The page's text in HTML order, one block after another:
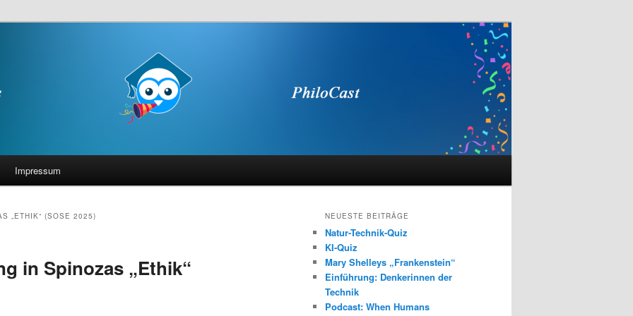
Impressum
„ETHIK“ (SOSE 2025)
in Spinozas „Ethik“
NEUESTE BEITRÄGE
Natur-Technik-Quiz
KI-Quiz
Mary Shelleys „Frankenstein“
Einführung: Denkerinnen der
Technik
Podcast: When Humans